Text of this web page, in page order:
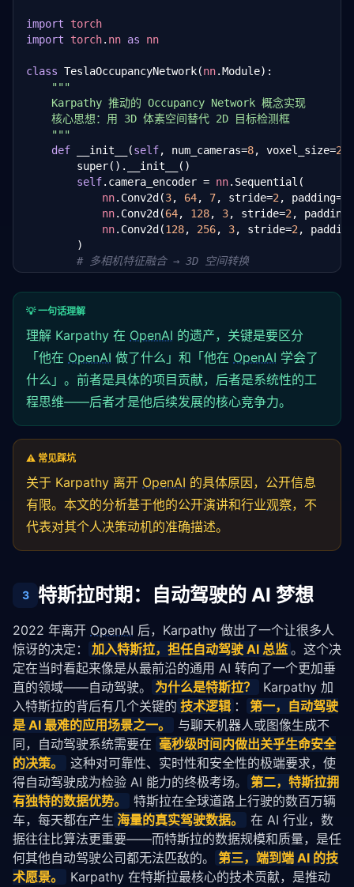
import torch
import torch. nn as nn
class TeslaOccupancyNetwork(nn.Module):
"""
    Karpathy 推动的 Occupancy Network 概念实现
    核心思想：用 3D 体素空间替代 2D 目标检测框
    """
def __init__(self, num_cameras=8, voxel_size=200
        super().__init__()
self.camera_encoder = nn.Sequential(
nn.Conv2d(3, 64, 7, stride=2 , padding=
nn.Conv2d(64, 128, 3, stride=2 , padding=
nn.Conv2d(128, 256, 3, stride=2 ,
        )
# 多相机特征融合 → 3D 空间转换
self.lifting_network = nn.Sequential(
nn.Linear(256, 512),
        )
# 时序融合模块
self.temporal_fusion = nn .GRU( 512, 512
# 输出：每个体素的占据概率 + 语义类别
self.occupancy_head = nn.Conv3d(512
        features = [
# 多视角融合到 3D 空间
        voxel_features =
self.lifting_network(
# 时序融合
        output, new_state =
self
# 让网络自己学习"什么东西占据了什么空间"
# 这比传统 2D 检测框能更好地处理异形物体、遮挡场景
💡 一句话理解
理解 Karpathy 在 OpenAI 的遗产，关键是要区分
「他在 OpenAI 做了什么」和「他在 OpenAI 学会了
什么」。前者是具体的项目贡献，后者是系统性的工
程思维——后者才是他后续发展的核心竞争力。
⚠️ 常见踩坑
关于 Karpathy 离开 OpenAI 的具体原因，公开信息
有限。本文的分析基于他的公开演讲和行业观察，不
代表对其个人决策动机的准确描述。
3 特斯拉时期：自动驾驶的 AI 梦想
2022 年离开 OpenAI 后，Karpathy 做出了一个让很多人
惊讶的决定：
加入特斯拉，担任自动驾驶 AI 总监 。这个决
定在当时看起来像是从最前沿的通用 AI 转向了一个更加垂
直的领域——自动驾驶。
为什么是特斯拉？
Karpathy 加
入特斯拉的背后有几个关键的 技术逻辑 ：
第一，自动驾驶
是 AI 最难的应用场景之一。
与聊天机器人或图像生成不
同，自动驾驶系统需要在 毫秒级时间内做出关乎生命安全
的决策。
这种对可靠性、实时性和安全性的极端要求，使
得自动驾驶成为检验 AI 能力的终极考场。
第二，特斯拉拥
有独特的数据优势。
特斯拉在全球道路上行驶的数百万辆
车，每天都在产生 海量的真实驾驶数据。
在 AI 行业，数
据往往比算法更重要——而特斯拉的数据规模和质量，是任
何其他自动驾驶公司都无法匹敌的。
第三，端到端 AI 的技
术愿景。
Karpathy 在特斯拉最核心的技术贡献，是推动